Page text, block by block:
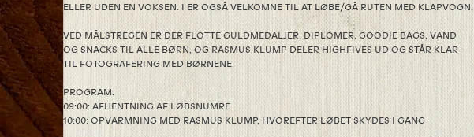
ELLER UDEN EN VOKSEN. I ER OGSÅ VELKOMNE TIL AT LØBE/GÅ RUTEN MED KLAPVOGN.
VED MÅLSTREGEN ER DER FLOTTE GULDMEDALJER, DIPLOMER, GOODIE BAGS, VAND
OG SNACKS TIL ALLE BØRN, OG RASMUS KLUMP DELER HIGHFIVES UD OG STÅR KLAR
TIL FOTOGRAFERING MED BØRNENE.
PROGRAM:
09:00: AFHENTNING AF LØBSNUMRE
10:00: OPVARMNING MED RASMUS KLUMP, HVOREFTER LØBET SKYDES I GANG